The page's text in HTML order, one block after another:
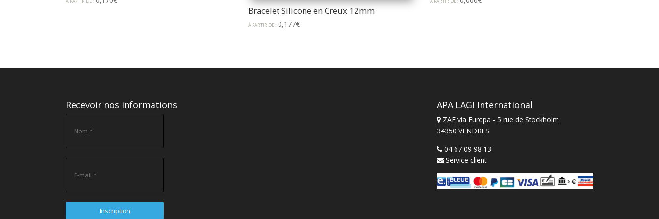
Bracelet Silicone en Creux 12mm
À PARTIR DE : 0,177€
Recevoir nos informations APA LAGI International
ZAE via Europa - 5 rue de Stockholm
34350 VENDRES
04 67 09 98 13
Service client